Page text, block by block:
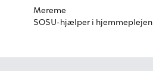
Mereme
SOSU-hjælper i hjemmeplejen